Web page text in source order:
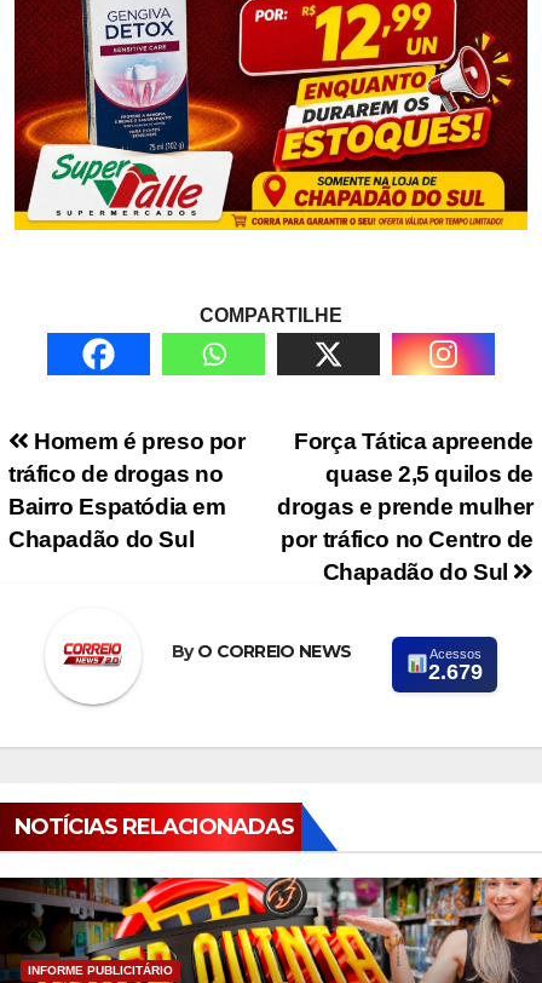
COMPARTILHE
Navegação de PostForça Tática apreende
quase 2,5 quilos de
drogas e prende mulher
por tráfico no Centro de
Chapadão do Sul
Homem é preso por
tráfico de drogas no
Bairro Espatódia em
Chapadão do Sul
ByO CORREIO NEWS Acessos
2.679
NOTÍCIAS RELACIONADAS
INFORME PUBLICITÁRIO